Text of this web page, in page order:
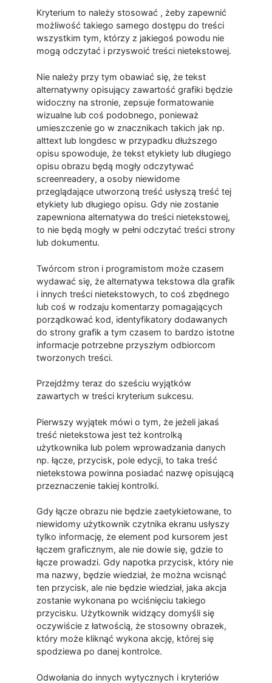
Kryterium to należy stosować , żeby zapewnić
możliwość takiego samego dostępu do treści
wszystkim tym, którzy z jakiegoś powodu nie
mogą odczytać i przyswoić treści nietekstowej.
Nie należy przy tym obawiać się, że tekst
alternatywny opisujący zawartość grafiki będzie
widoczny na stronie, zepsuje formatowanie
wizualne lub coś podobnego, ponieważ
umieszczenie go w znacznikach takich jak np.
alttext lub longdesc w przypadku dłuższego
opisu spowoduje, że tekst etykiety lub długiego
opisu obrazu będą mogły odczytywać
screenreadery, a osoby niewidome
przeglądające utworzoną treść usłyszą treść tej
etykiety lub długiego opisu. Gdy nie zostanie
zapewniona alternatywa do treści nietekstowej,
to nie będą mogły w pełni odczytać treści strony
lub dokumentu.
Twórcom stron i programistom może czasem
wydawać się, że alternatywa tekstowa dla grafik
i innych treści nietekstowych, to coś zbędnego
lub coś w rodzaju komentarzy pomagających
porządkować kod, identyfikatory dodawanych
do strony grafik a tym czasem to bardzo istotne
informacje potrzebne przyszłym odbiorcom
tworzonych treści.
Przejdźmy teraz do sześciu wyjątków
zawartych w treści kryterium sukcesu.
Pierwszy wyjątek mówi o tym, że jeżeli jakaś
treść nietekstowa jest też kontrolką
użytkownika lub polem wprowadzania danych
np. łącze, przycisk, pole edycji, to taka treść
nietekstowa powinna posiadać nazwę opisującą
przeznaczenie takiej kontrolki.
Gdy łącze obrazu nie będzie zaetykietowane, to
niewidomy użytkownik czytnika ekranu usłyszy
tylko informację, że element pod kursorem jest
łączem graficznym, ale nie dowie się, gdzie to
łącze prowadzi. Gdy napotka przycisk, który nie
ma nazwy, będzie wiedział, że można wcisnąć
ten przycisk, ale nie będzie wiedział, jaka akcja
zostanie wykonana po wciśnięciu takiego
przycisku. Użytkownik widzący domyśli się
oczywiście z łatwością, że stosowny obrazek,
który może kliknąć wykona akcję, której się
spodziewa po danej kontrolce.
Odwołania do innych wytycznych i kryteriów